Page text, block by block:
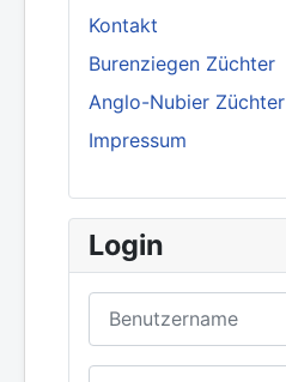
Kontakt
Burenziegen Züchter
Anglo-Nubier Züchter
Impressum
Login